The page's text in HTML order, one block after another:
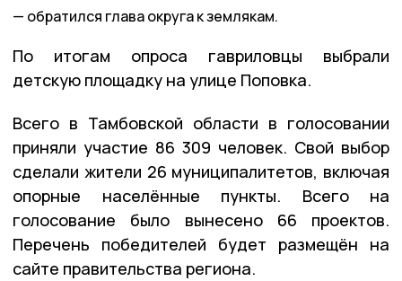
обратился глава округа к землякам.
По итогам опроса гавриловцы выбрали
детскую площадку на улице Поповка.
Всего в Тамбовской области в голосовании
приняли участие 86 309 человек. Свой выбор
сделали жители 26 муниципалитетов, включая
опорные населённые пункты. Всего на
голосование было вынесено 66 проектов.
Перечень победителей будет размещён на
сайте правительства региона.